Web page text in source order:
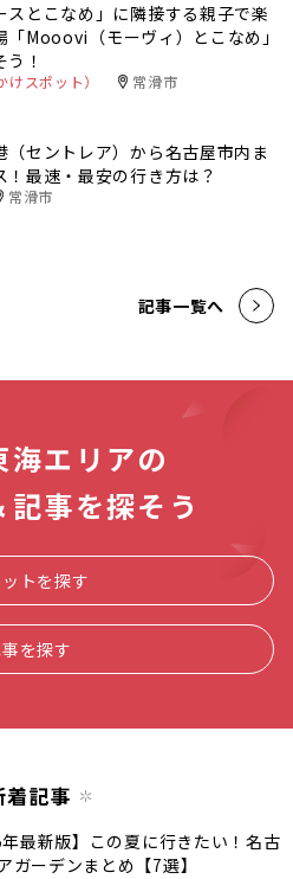
スとこなめ」に隣接する親子で楽
「Mooovi（モーヴィ）とこなめ」
！
スポット） 常滑市
（セントレア）から名古屋市内ま
！最速・最安の行き方は？
常滑市
記事一覧へ
海エリアの
事を探そう
トを探す
を探す
着記事
年最新版】この夏に行きたい！名古
ガーデンまとめ【7選】